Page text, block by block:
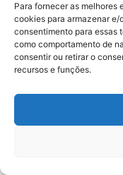
Para fornecer as melhores
cookies para armazenar e/
consentimento para essas
como comportamento de
consentir ou retirar o
recursos e funções.
Agenda:
da Casa
nesta